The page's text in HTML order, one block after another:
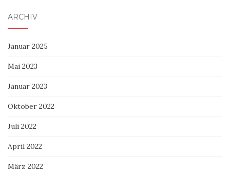
ARCHIV
Januar 2025
Mai 2023
Januar 2023
Oktober 2022
Juli 2022
April 2022
März 2022